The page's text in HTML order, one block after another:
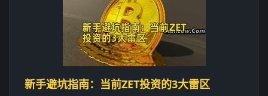
新手避坑指南：当前ZET投资的3大雷区